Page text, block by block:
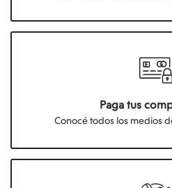
Paga tus
Conocé todos los medios